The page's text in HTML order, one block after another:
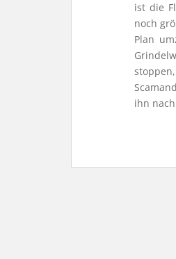
ist die
noch
Plan
ihn